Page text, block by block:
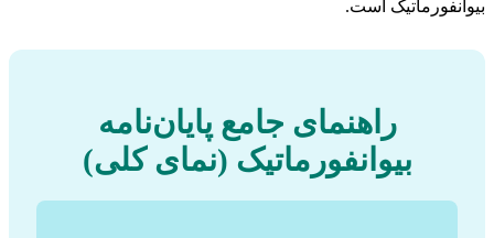
بیوانفورماتیک است.
راهنمای جامع پایان‌نامه
بیوانفورماتیک (نمای کلی)